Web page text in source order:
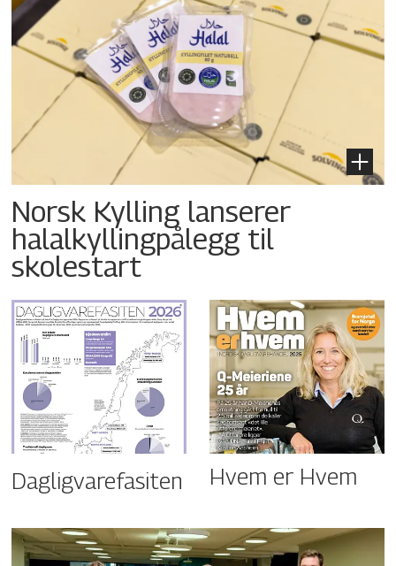
Norsk Kylling lanserer
halalkyllingpålegg til
skolestart
Dagligvarefasiten Hvem er Hvem